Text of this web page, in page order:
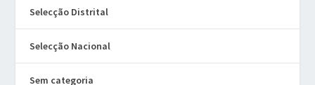
Selecção Distrital
Selecção Nacional
Sem categoria